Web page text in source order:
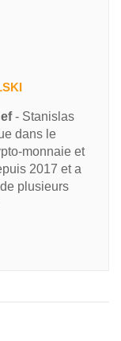
- Stanislas
dans le
monnaie et
2017 et a
plusieurs